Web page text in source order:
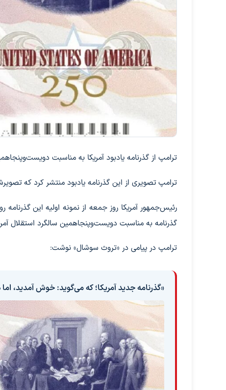
ترامپ از گذرنامه یادبود آمریکا به مناسبت
ترامپ تصویری از این گذرنامه یادبود منتشر کرد که
رئیس‌جمهور آمریکا روز جمعه از نمونه اولیه این
گذرنامه به مناسبت دویست‌وپنجاهمین سالگرد استقلال
ترامپ در پیامی در «تروث سوشال» نوشت:
«گذرنامه جدید آمریکا؛ که می‌گوید: خوش آمدید،